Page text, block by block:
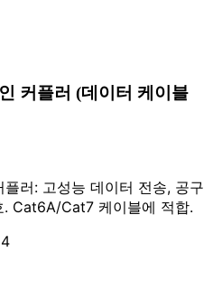
커플러 (데이터 케이블
러: 고성능 데이터 전송, 공구
. Cat6A/Cat7 케이블에 적합.